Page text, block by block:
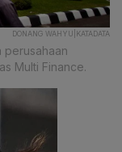
DONANG WAHYU|KATADATA
perusahaan
Multi Finance.